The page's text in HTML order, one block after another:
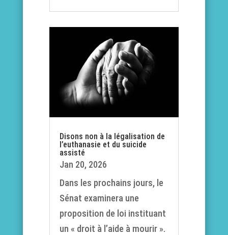
Disons non à la légalisation de
l’euthanasie et du suicide
assisté
Jan 20, 2026
Dans les prochains jours, le
Sénat examinera une
proposition de loi instituant
un « droit à l’aide à mourir ».